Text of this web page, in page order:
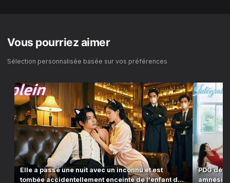
Vous pourriez aimer
Sélection personnalisée basée sur vos préférences
Elle a passé une nuit avec un inconnu et est
tombée accidentellement enceinte de l'enfant du
PDG
amnésie